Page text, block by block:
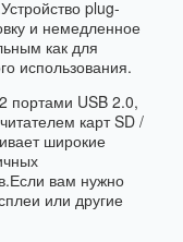
plug-
и немедленное
как для
использования.
портами USB 2.0,
карт SD /
широкие
вам нужно
или другие